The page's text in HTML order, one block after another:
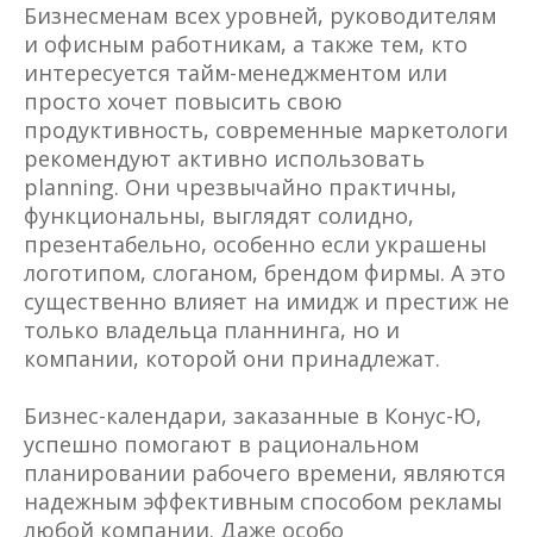
Бизнесменам всех уровней, руководителям
и офисным работникам, а также тем, кто
интересуется тайм-менеджментом или
просто хочет повысить свою
продуктивность, современные маркетологи
рекомендуют активно использовать
planning. Они чрезвычайно практичны,
функциональны, выглядят солидно,
презентабельно, особенно если украшены
логотипом, слоганом, брендом фирмы. А это
существенно влияет на имидж и престиж не
только владельца планнинга, но и
компании, которой они принадлежат.
Бизнес-календари, заказанные в Конус-Ю,
успешно помогают в рациональном
планировании рабочего времени, являются
надежным эффективным способом рекламы
любой компании. Даже особо